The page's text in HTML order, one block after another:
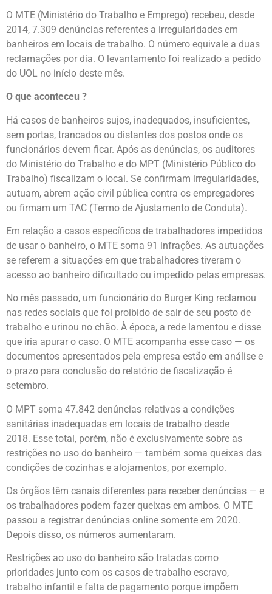
O MTE (Ministério do Trabalho e Emprego) recebeu, desde
2014, 7.309 denúncias referentes a irregularidades em
banheiros em locais de trabalho. O número equivale a duas
reclamações por dia. O levantamento foi realizado a pedido
do UOL no início deste mês.
O que aconteceu ?
Há casos de banheiros sujos, inadequados, insuficientes,
sem portas, trancados ou distantes dos postos onde os
funcionários devem ficar. Após as denúncias, os auditores
do Ministério do Trabalho e do MPT (Ministério Público do
Trabalho) fiscalizam o local. Se confirmam irregularidades,
autuam, abrem ação civil pública contra os empregadores
ou firmam um TAC (Termo de Ajustamento de Conduta).
Em relação a casos específicos de trabalhadores impedidos
de usar o banheiro, o MTE soma 91 infrações. As autuações
se referem a situações em que trabalhadores tiveram o
acesso ao banheiro dificultado ou impedido pelas empresas.
No mês passado, um funcionário do Burger King reclamou
nas redes sociais que foi proibido de sair de seu posto de
trabalho e urinou no chão. À época, a rede lamentou e disse
que iria apurar o caso. O MTE acompanha esse caso — os
documentos apresentados pela empresa estão em análise e
o prazo para conclusão do relatório de fiscalização é
setembro.
O MPT soma 47.842 denúncias relativas a condições
sanitárias inadequadas em locais de trabalho desde
2018. Esse total, porém, não é exclusivamente sobre as
restrições no uso do banheiro — também soma queixas das
condições de cozinhas e alojamentos, por exemplo.
Os órgãos têm canais diferentes para receber denúncias — e
os trabalhadores podem fazer queixas em ambos. O MTE
passou a registrar denúncias online somente em 2020.
Depois disso, os números aumentaram.
Restrições ao uso do banheiro são tratadas como
prioridades junto com os casos de trabalho escravo,
trabalho infantil e falta de pagamento porque impõem